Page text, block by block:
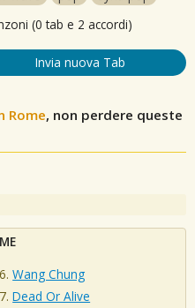
(0 tab e 2 accordi)
Invia nuova Tab
Rome, non perdere queste
Wang Chung
Dead Or Alive